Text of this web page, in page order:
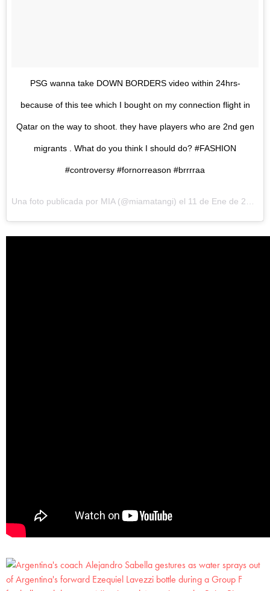
PSG wanna take DOWN BORDERS video within 24hrs-
because of this tee which I bought on my connection flight in
Qatar on the way to shoot. they have players who are 2nd gen
migrants . What do you think I should do? #FASHION
#controversy #fornorreason #brrrraa
Una foto publicada por MIA (@miamatangi) el 11 de Ene de 2016 a la(s) 2:26 PST